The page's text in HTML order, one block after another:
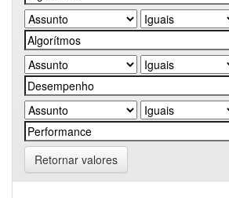
Retornar valores